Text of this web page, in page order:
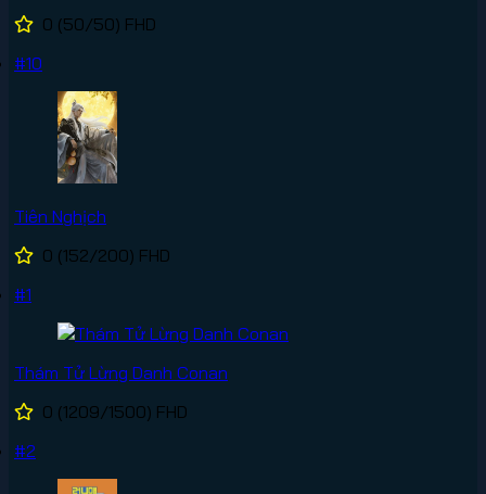
0 (50/50) FHD
#10
Tiên Nghịch
0 (152/200) FHD
#1
Thám Tử Lừng Danh Conan
0 (1209/1500) FHD
#2